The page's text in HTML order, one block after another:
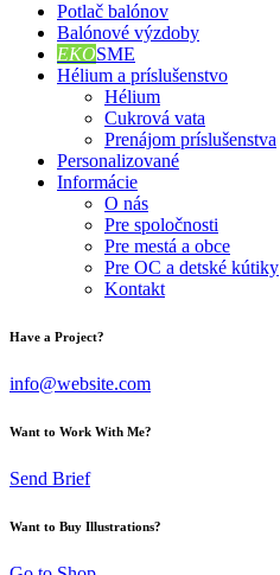
Potlač balónov
Balónové výzdoby
EKOSME
Hélium a príslušenstvo
Hélium
Cukrová vata
Prenájom príslušenstva
Personalizované
Informácie
O nás
Pre spoločnosti
Pre mestá a obce
Pre OC a detské kútiky
Kontakt
Have a Project?
info@website.com
Want to Work With Me?
Send Brief
Want to Buy Illustrations?